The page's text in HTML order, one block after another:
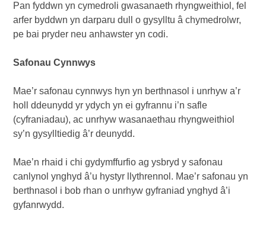
Pan fyddwn yn cymedroli gwasanaeth rhyngweithiol, fel
arfer byddwn yn darparu dull o gysylltu â chymedrolwr,
pe bai pryder neu anhawster yn codi.
Safonau Cynnwys
Mae’r safonau cynnwys hyn yn berthnasol i unrhyw a’r
holl ddeunydd yr ydych yn ei gyfrannu i’n safle
(cyfraniadau), ac unrhyw wasanaethau rhyngweithiol
sy’n gysylltiedig â’r deunydd.
Mae’n rhaid i chi gydymffurfio ag ysbryd y safonau
canlynol ynghyd â’u hystyr llythrennol. Mae’r safonau yn
berthnasol i bob rhan o unrhyw gyfraniad ynghyd â’i
gyfanrwydd.